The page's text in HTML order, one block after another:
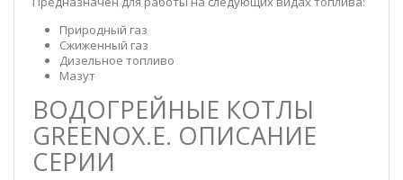
Природный газ
Сжиженный газ
Дизельное топливо
Мазут
ВОДОГРЕЙНЫЕ КОТЛЫ
GREENOX.E. ОПИСАНИЕ
СЕРИИ